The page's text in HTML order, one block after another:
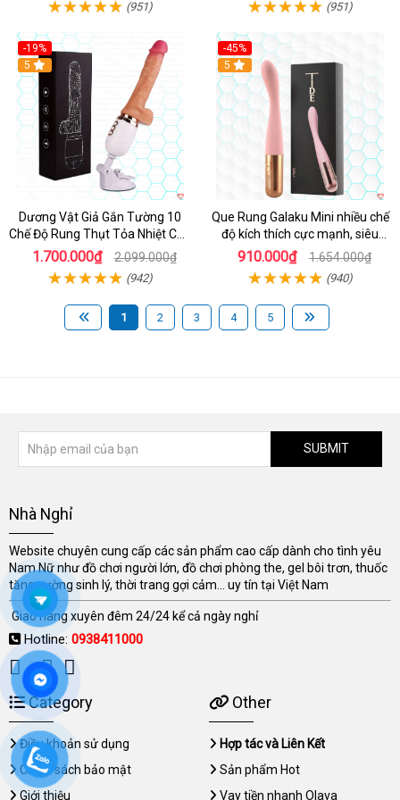
(951) (951)
-19%
Hot
5
Dương Vật Giả Gắn Tường 10
Chế Độ Rung Thụt Tỏa Nhiệt Cao
Cấp
1.700.000₫ 2.099.000₫
(942)
-45%
Hot
5
Que Rung Galaku Mini nhiều chế
độ kích thích cực mạnh, siêu
sướng
910.000₫ 1.654.000₫
(940)
1 2 3 4 5
SUBMIT
Nhà Nghỉ
Website chuyên cung cấp các sản phẩm cao cấp dành cho tình yêu
Nam Nữ như đồ chơi người lớn, đồ chơi phòng the, gel bôi trơn, thuốc
tăng cường sinh lý, thời trang gợi cảm... uy tín tại Việt Nam
Giao hàng xuyên đêm 24/24 kể cả ngày nghỉ
Hotline: 0938411000
Category
Điều khoản sử dụng
Chính sách bảo mật
Giới thiệu
Other
Hợp tác và Liên Kết
Sản phẩm Hot
Vay tiền nhanh Olava